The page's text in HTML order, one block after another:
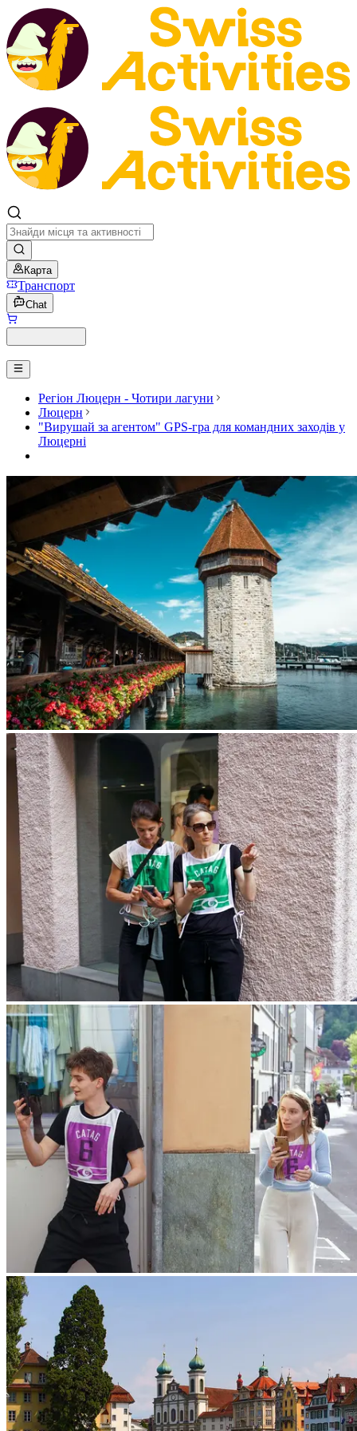
Карта
Транспорт
Chat
Регіон Люцерн - Чотири лагуни
Люцерн
"Вирушай за агентом" GPS-гра для командних заходів у
Люцерні